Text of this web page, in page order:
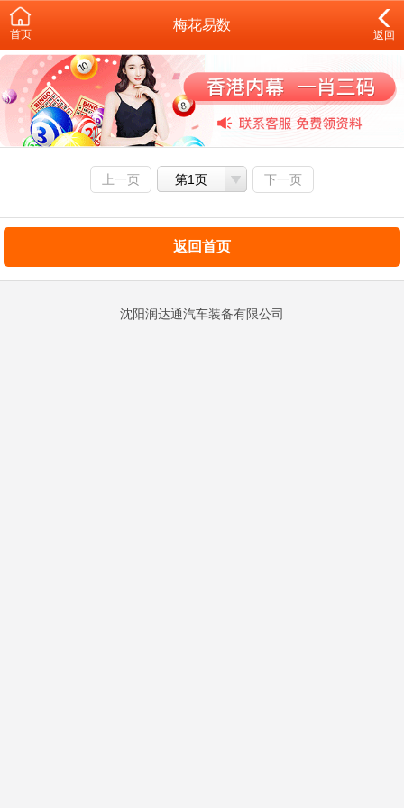
首页
梅花易数
返回
上一页 第1页 下一页
返回首页
沈阳润达通汽车装备有限公司